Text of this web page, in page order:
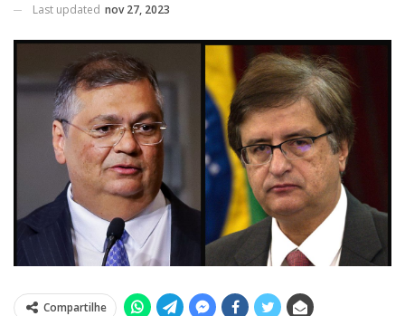
Last updated nov 27, 2023
Compartilhe